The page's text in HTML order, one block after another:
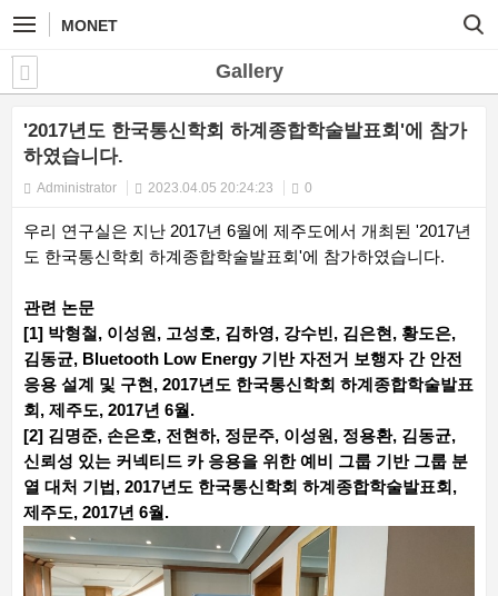
MONET
Gallery
'2017년도 한국통신학회 하계종합학술발표회'에 참가
하였습니다.
Administrator 2023.04.05 20:24:23 0
우리 연구실은 지난 2017년 6월에 제주도에서 개최된 '2017년
도 한국통신학회 하계종합학술발표회'에 참가하였습니다.
관련 논문
[1] 박형철, 이성원, 고성호, 김하영, 강수빈, 김은현, 황도은,
김동균, Bluetooth Low Energy 기반 자전거 보행자 간 안전
응용 설계 및 구현, 2017년도 한국통신학회 하계종합학술발표
회, 제주도, 2017년 6월.
[2] 김명준, 손은호, 전현하, 정문주, 이성원, 정용환, 김동균,
신뢰성 있는 커넥티드 카 응용을 위한 예비 그룹 기반 그룹 분
열 대처 기법, 2017년도 한국통신학회 하계종합학술발표회,
제주도, 2017년 6월.